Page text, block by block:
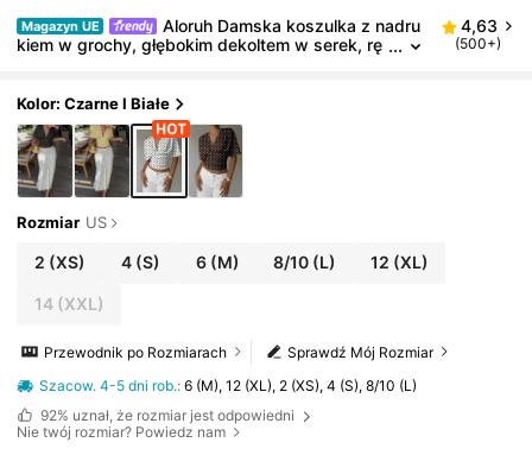
Magazyn UE
Aloruh Damska koszulka z nadru
kiem w grochy, głębokim dekoltem w serek, rę
4,63
(500+)
Kolor: Czarne I Białe
Rozmiar US
2 (XS) 4(S) 6(M) 8/10 (L) 12 (XL)
14(XXL)
Sprawdź Mój Rozmiar
Przewodnik po Rozmiarach
Szacow. 4-5 dni rob.:6 (M), 12 (XL), 2 (XS), 4 (S), 8/10 (L)
92% uznał, że rozmiar jest odpowiedni
Nie twój rozmiar? Powiedz nam